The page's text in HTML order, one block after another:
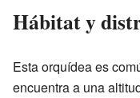
Hábitat y
Esta orquídea es
encuentra a una